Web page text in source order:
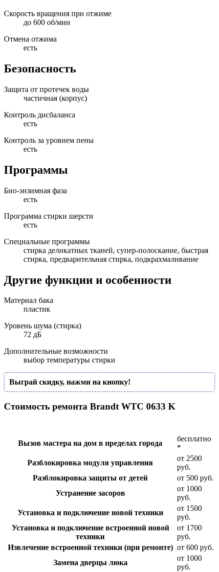
Скорость вращения при отжиме
до 600 об/мин
Отмена отжима
есть
Безопасность
Защита от протечек воды
частичная (корпус)
Контроль дисбаланса
есть
Контроль за уровнем пены
есть
Программы
Био-энзимная фаза
есть
Программа стирки шерсти
есть
Специальные программы
стирка деликатных тканей, супер-полоскание, быстрая
стирка, предварительная стирка, подкрахмаливание
Другие функции и особенности
Материал бака
пластик
Уровень шума (стирка)
72 дБ
Дополнительные возможности
выбор температуры стирки
Выграй скидку, нажми на кнопку!
Стоимость ремонта Brandt WTC 0633 K
Вызов мастера на дом в пределах города
бесплатно
*
Разблокировка модуля управления
от 2500
руб.
Разблокировка защиты от детей
от 500 руб.
Устранение засоров
от 1000
руб.
Установка и подключение новой техники
от 1500
руб.
Установка и подключение встроенной новой
техники
от 1700
руб.
Извлечение встроенной техники (при ремонте) от 600 руб.
Замена дверцы люка
от 1000
руб.